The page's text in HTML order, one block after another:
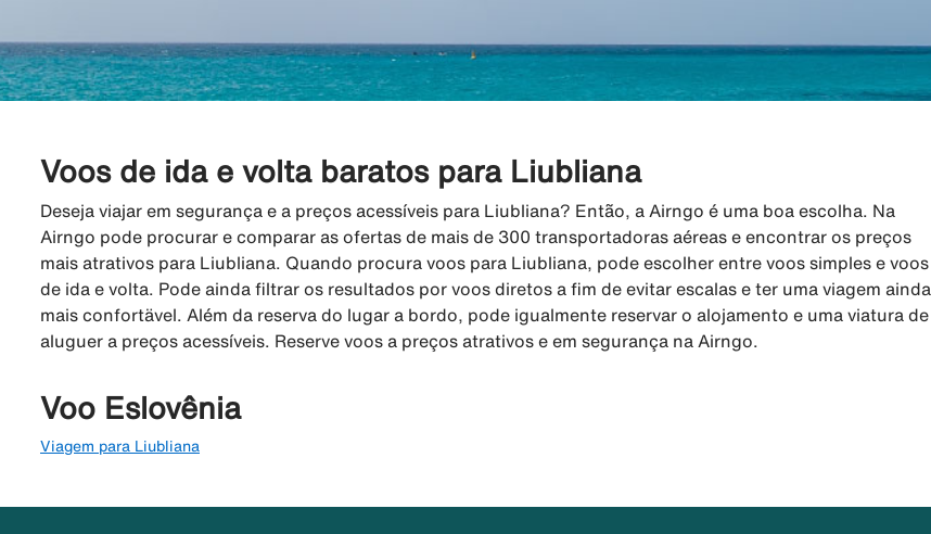
Voos de ida e volta baratos para Liubliana
Deseja viajar em segurança e a preços acessíveis para Liubliana? Então, a Airngo é uma boa escolha. Na
Airngo pode procurar e comparar as ofertas de mais de 300 transportadoras aéreas e encontrar os preços
mais atrativos para Liubliana. Quando procura voos para Liubliana, pode escolher entre voos simples e voos
de ida e volta. Pode ainda filtrar os resultados por voos diretos a fim de evitar escalas e ter uma viagem ainda
mais confortävel. Além da reserva do lugar a bordo, pode igualmente reservar o alojamento e uma viatura de
aluguer a preços acessíveis. Reserve voos a preços atrativos e em segurança na Airngo.
Voo Eslovênia
Viagem para Liubliana